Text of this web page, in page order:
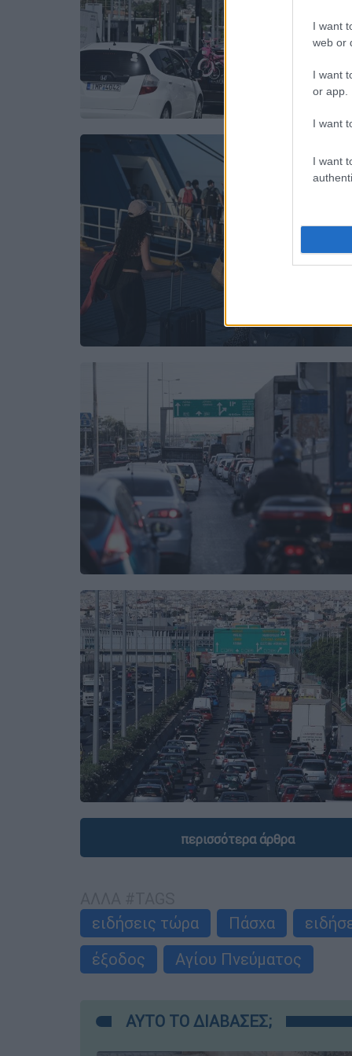
I want
web or
I want
or app.
I want
I want
περισσότερα άρθρα
ειδήσεις τώρα
Πάσχα
έξοδος
Αγίου Πνεύματος
ΑΥΤΟ ΤΟ ΔΙΑΒΑΣΕΣ;